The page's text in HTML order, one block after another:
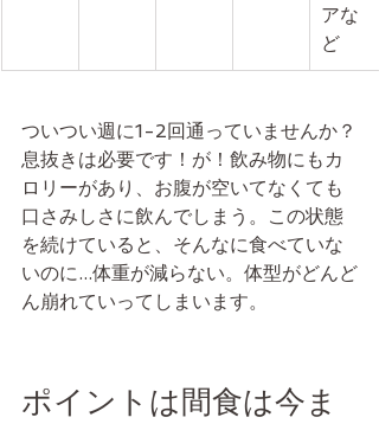
アな
ど
ついつい週に1-2回通っていませんか？
息抜きは必要です！が！飲み物にもカ
ロリーがあり、お腹が空いてなくても
口さみしさに飲んでしまう。この状態
を続けていると、そんなに食べていな
いのに...体重が減らない。体型がどんど
ん崩れていってしまいます。
ポイントは間食は今ま